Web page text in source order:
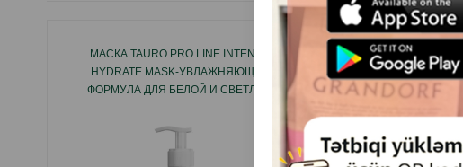
МАСКА TAURO PRO LINE INTENSE
HYDRATE MASK-УВЛАЖНЯЮЩАЯ
ФОРМУЛА ДЛЯ БЕЛОЙ И СВЕТЛОЙ
ВОССТАНОВЛЕНИЯ И ПИТАНИЯ 400МЛ.